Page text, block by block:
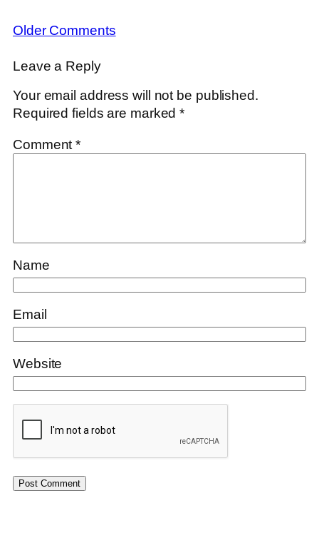
Older Comments
Leave a Reply
Your email address will not be published.
Required fields are marked*
Comment*
Name
Email
Website